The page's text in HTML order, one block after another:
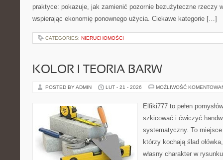
praktyce: pokazuje, jak zamienić pozornie bezużyteczne rzeczy
wspierając ekonomię ponownego użycia. Ciekawe kategorie […]
CATEGORIES: NIERUCHOMOŚCI
KOLOR I TEORIA BARW
POSTED BY ADMIN LUT - 21 - 2026 MOŻLIWOŚĆ
Elfiki777 to pełen
szkicować i ćwiczyć
systematyczny. To
którzy kochają ślad
własny charakter w